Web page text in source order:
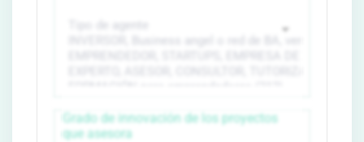
Grado de innovación de los proyectos
que asesora